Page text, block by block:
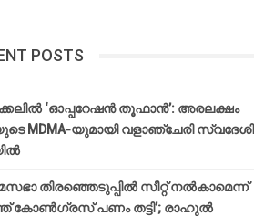
POSTS
‘ഓപ്പറേഷൻ തൂഫാൻ’: അരലക്ഷം
MDMA-യുമായി വളാഞ്ചേരി സ്വദേശി
തിരഞ്ഞെടുപ്പിൽ സീറ്റ് നൽകാമെന്ന്
കോൺഗ്രസ് പണം തട്ടി’; രാഹുൽ